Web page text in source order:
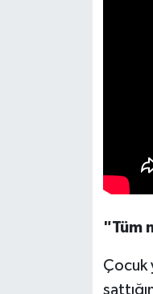
"Tüm
Çocuk